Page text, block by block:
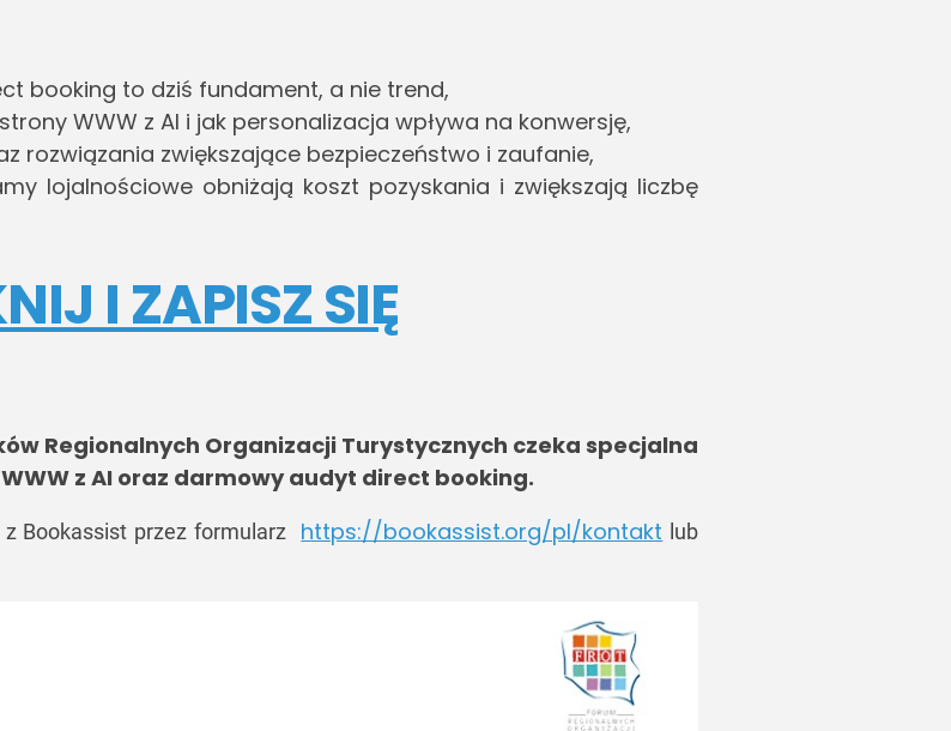
booking to dziś fundament, a nie trend,
WWW z AI i jak personalizacja wpływa na konwersję,
rozwiązania zwiększające bezpieczeństwo i zaufanie,
lojalnościowe obniżają koszt pozyskania i zwiększają liczbę
I ZAPISZ SIĘ
Regionalnych Organizacji Turystycznych czeka specjalna
z AI oraz darmowy audyt direct booking.
z Bookassist przez formularz https://bookassist.org/pl/kontakt lub